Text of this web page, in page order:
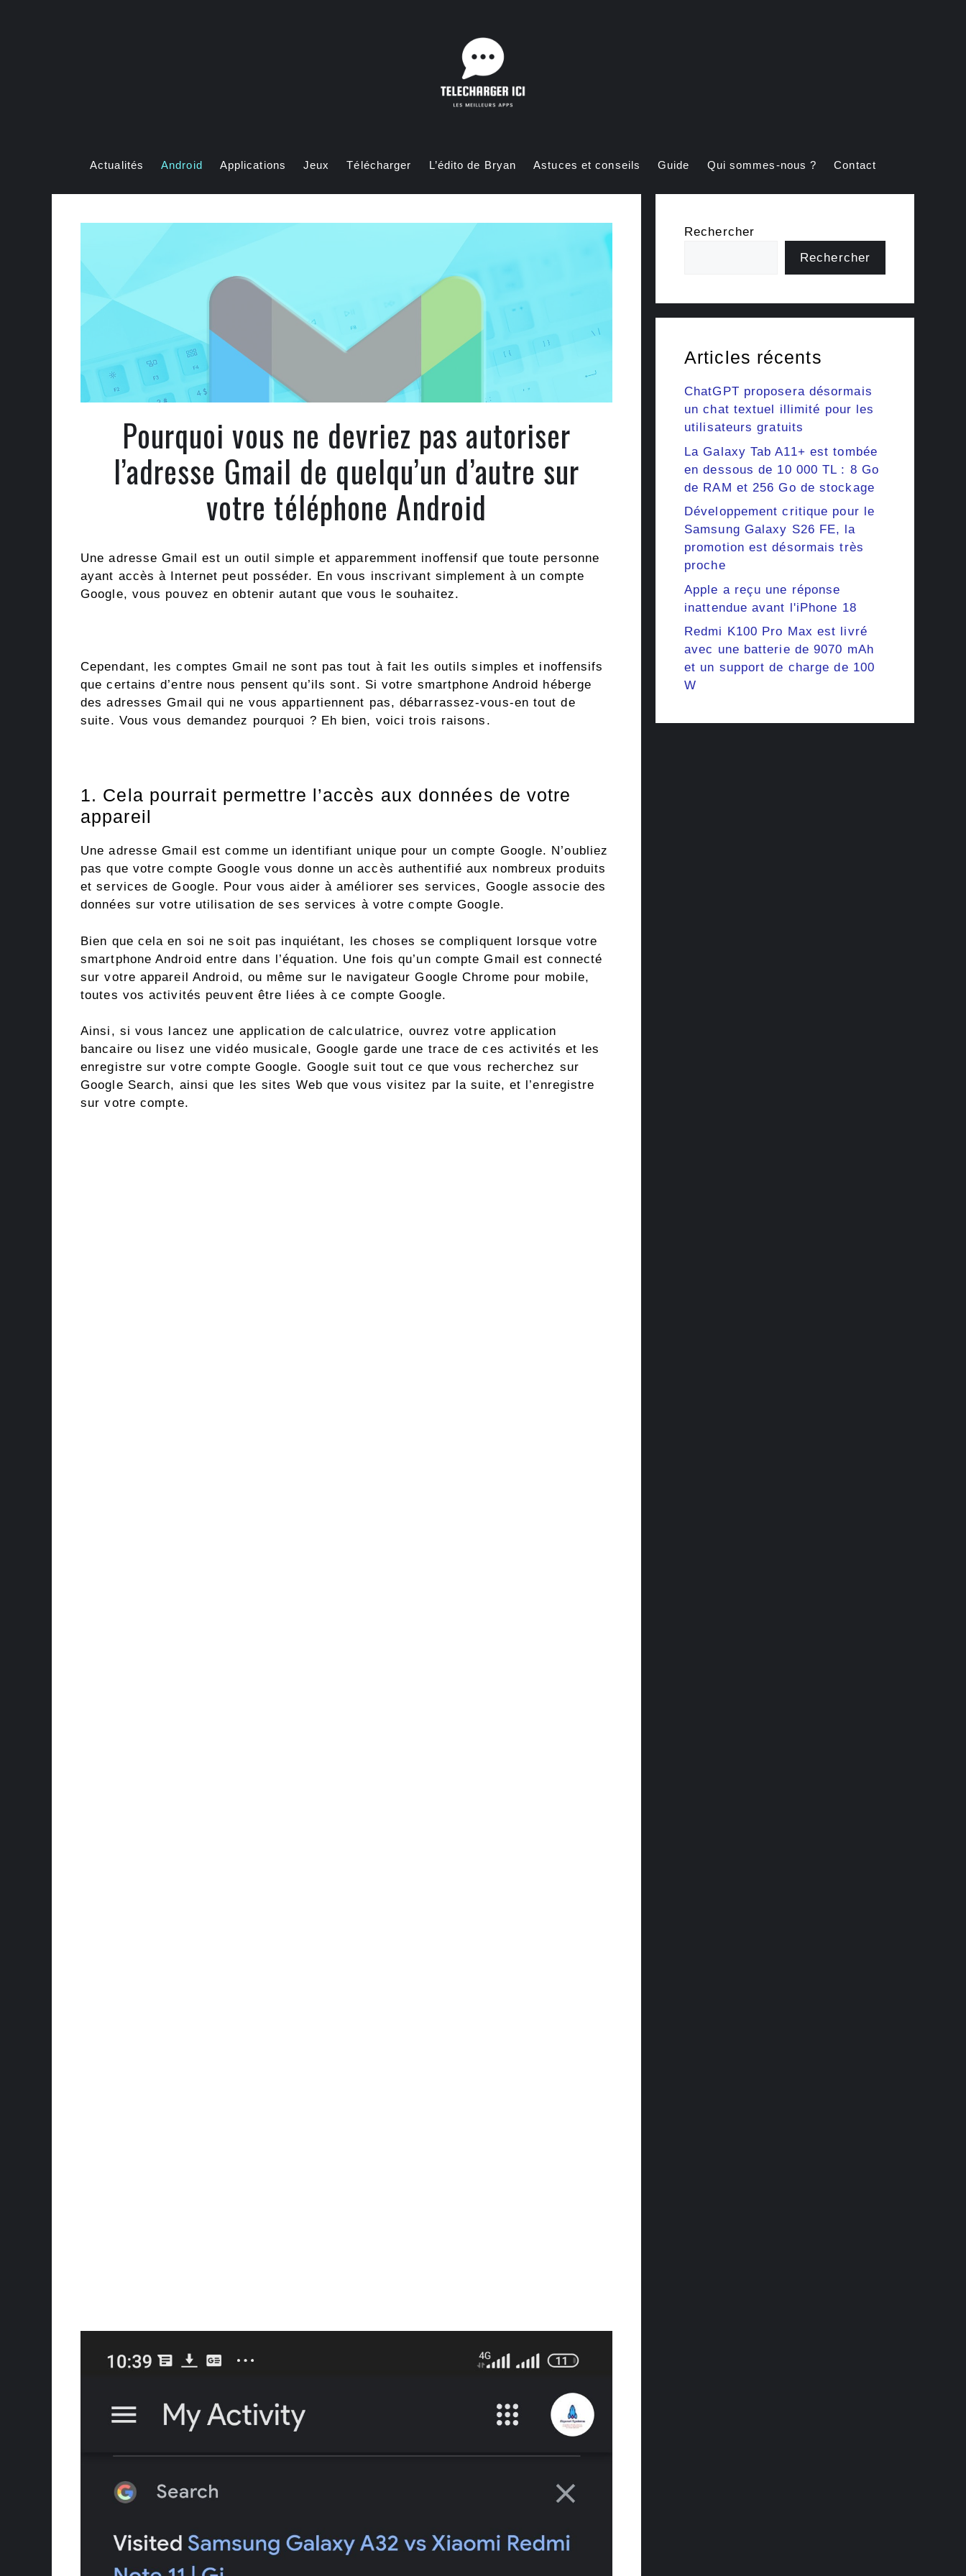
Actualités Android Applications Jeux Télécharger L’édito de Bryan Astuces et conseils Guide Qui sommes-nous ? Contact
Pourquoi vous ne devriez pas autoriser
l’adresse Gmail de quelqu’un d’autre sur
votre téléphone Android
Une adresse Gmail est un outil simple et apparemment inoffensif que toute personne
ayant accès à Internet peut posséder. En vous inscrivant simplement à un compte
Google, vous pouvez en obtenir autant que vous le souhaitez.
Cependant, les comptes Gmail ne sont pas tout à fait les outils simples et inoffensifs
que certains d’entre nous pensent qu’ils sont. Si votre smartphone Android héberge
des adresses Gmail qui ne vous appartiennent pas, débarrassez-vous-en tout de
suite. Vous vous demandez pourquoi ? Eh bien, voici trois raisons.
1. Cela pourrait permettre l’accès aux données de votre
appareil
Une adresse Gmail est comme un identifiant unique pour un compte Google. N’oubliez
pas que votre compte Google vous donne un accès authentifié aux nombreux produits
et services de Google. Pour vous aider à améliorer ses services, Google associe des
données sur votre utilisation de ses services à votre compte Google.
Bien que cela en soi ne soit pas inquiétant, les choses se compliquent lorsque votre
smartphone Android entre dans l’équation. Une fois qu’un compte Gmail est connecté
sur votre appareil Android, ou même sur le navigateur Google Chrome pour mobile,
toutes vos activités peuvent être liées à ce compte Google.
Ainsi, si vous lancez une application de calculatrice, ouvrez votre application
bancaire ou lisez une vidéo musicale, Google garde une trace de ces activités et les
enregistre sur votre compte Google. Google suit tout ce que vous recherchez sur
Google Search, ainsi que les sites Web que vous visitez par la suite, et l’enregistre
sur votre compte.
Rechercher
Rechercher
Articles récents
ChatGPT proposera désormais
un chat textuel illimité pour les
utilisateurs gratuits
La Galaxy Tab A11+ est tombée
en dessous de 10 000 TL : 8 Go
de RAM et 256 Go de stockage
Développement critique pour le
Samsung Galaxy S26 FE, la
promotion est désormais très
proche
Apple a reçu une réponse
inattendue avant l'iPhone 18
Redmi K100 Pro Max est livré
avec une batterie de 9070 mAh
et un support de charge de 100
W